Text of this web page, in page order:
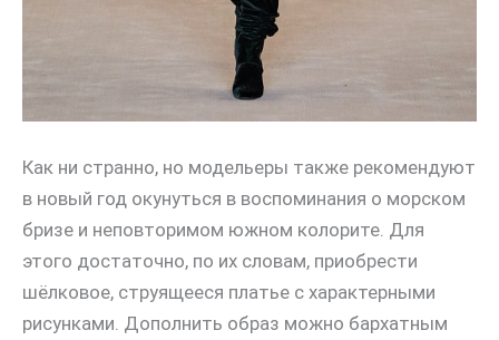
Как ни странно, но модельеры также рекомендуют
в новый год окунуться в воспоминания о морском
бризе и неповторимом южном колорите. Для
этого достаточно, по их словам, приобрести
шёлковое, струящееся платье с характерными
рисунками. Дополнить образ можно бархатным